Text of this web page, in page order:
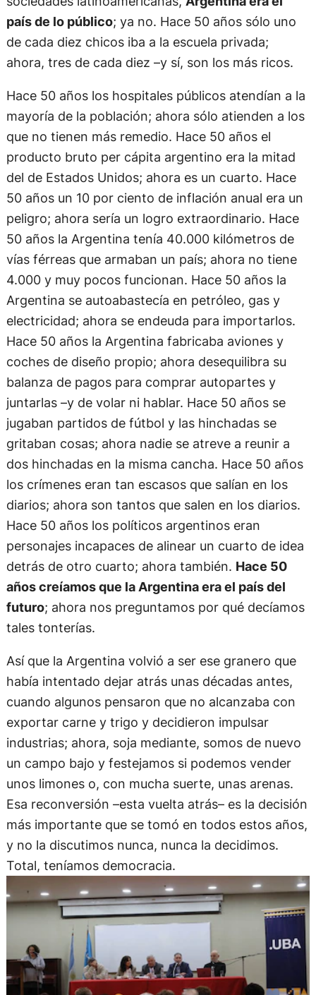
país de lo público; ya no. Hace 50 años sólo uno
de cada diez chicos iba a la escuela privada;
ahora, tres de cada diez –y sí, son los más ricos.
Hace 50 años los hospitales públicos atendían a la
mayoría de la población; ahora sólo atienden a los
que no tienen más remedio. Hace 50 años el
producto bruto per cápita argentino era la mitad
del de Estados Unidos; ahora es un cuarto. Hace
50 años un 10 por ciento de inflación anual era un
peligro; ahora sería un logro extraordinario. Hace
50 años la Argentina tenía 40.000 kilómetros de
vías férreas que armaban un país; ahora no tiene
4.000 y muy pocos funcionan. Hace 50 años la
Argentina se autoabastecía en petróleo, gas y
electricidad; ahora se endeuda para importarlos.
Hace 50 años la Argentina fabricaba aviones y
coches de diseño propio; ahora desequilibra su
balanza de pagos para comprar autopartes y
juntarlas –y de volar ni hablar. Hace 50 años se
jugaban partidos de fútbol y las hinchadas se
gritaban cosas; ahora nadie se atreve a reunir a
dos hinchadas en la misma cancha. Hace 50 años
los crímenes eran tan escasos que salían en los
diarios; ahora son tantos que salen en los diarios.
Hace 50 años los políticos argentinos eran
personajes incapaces de alinear un cuarto de idea
detrás de otro cuarto; ahora también. Hace 50
años creíamos que la Argentina era el país del
futuro; ahora nos preguntamos por qué decíamos
tales tonterías.
Así que la Argentina volvió a ser ese granero que
había intentado dejar atrás unas décadas antes,
cuando algunos pensaron que no alcanzaba con
exportar carne y trigo y decidieron impulsar
industrias; ahora, soja mediante, somos de nuevo
un campo bajo y festejamos si podemos vender
unos limones o, con mucha suerte, unas arenas.
Esa reconversión –esta vuelta atrás– es la decisión
más importante que se tomó en todos estos años,
y no la discutimos nunca, nunca la decidimos.
Total, teníamos democracia.